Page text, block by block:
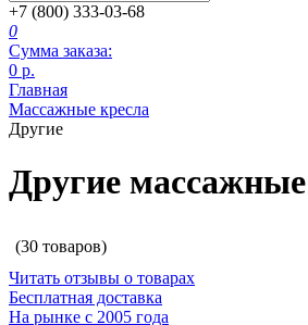
+7 (800) 333-03-68
0
Сумма заказа:
0 р.
Главная
Массажные кресла
Другие
Другие
(30 товаров)
Читать отзывы о товарах
Бесплатная доставка
На рынке с 2005 года